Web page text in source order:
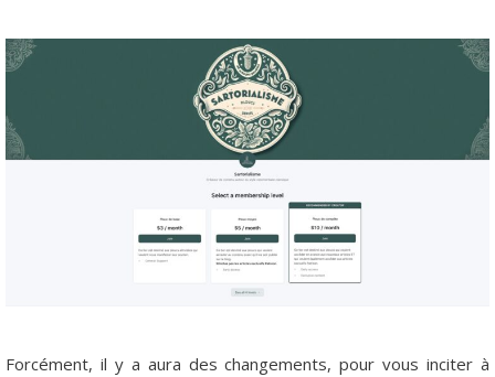
Forcément, il y a aura des changements, pour vous inciter à